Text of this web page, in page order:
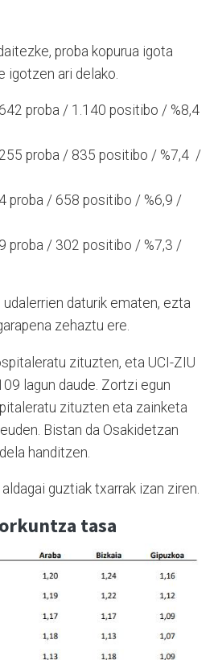
proba kopurua igota
igotzen ari delako.
proba / 1.140 positibo / %8,4
proba / 835 positibo / %7,4 /
proba / 658 positibo / %6,9 /
proba / 302 positibo / %7,3 /
daturik ematen, ezta
zehaztu ere.
zituzten, eta UCI-ZIU
lagun daude. Zortzi egun
zituzten eta zainketa
Bistan da Osakidetzan
handitzen.
guztiak txarrak izan ziren.
tasa